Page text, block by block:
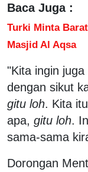
Baca Juga :
Turki Minta
Masjid Al Aqsa
"Kita ingin
dengan sikut
gitu loh. Kita
apa, gitu loh.
sama-sama
Dorongan